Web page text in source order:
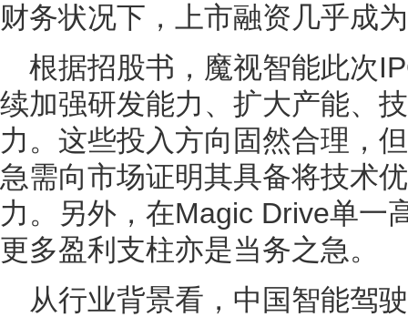
财务状况下，上市融资几乎成
根据招股书，魔视智能此次
续加强研发能力、扩大产能、
力。这些投入方向固然合理，
急需向市场证明其具备将技术
力。另外，在Magic Drive单一
更多盈利支柱亦是当务之急。
从行业背景看，中国智能驾